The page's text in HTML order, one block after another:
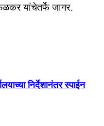
यांचेतर्फे जागर.
निर्देशानंतर स्पाईन